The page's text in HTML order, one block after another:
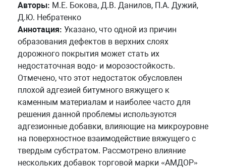
Авторы: М.Е. Бокова, Д.В. Данилов, П.А. Дужий,
Д.Ю. Небратенко
Аннотация: Указано, что одной из причин
образования дефектов в верхних слоях
дорожного покрытия может стать их
недостаточная водо- и морозостойкость.
Отмечено, что этот недостаток обусловлен
плохой адгезией битумного вяжущего к
каменным материалам и наиболее часто для
решения данной проблемы используются
адгезионные добавки, влияющие на микроуровне
на поверхностное взаимодействие вяжущего с
твердым субстратом. Рассмотрено влияние
нескольких добавок торговой марки «АМДОР»